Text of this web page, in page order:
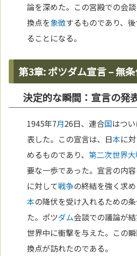
論を深めた。この宮殿での会
換点を象徴するものであり、
ることになる。
第3章: ポツダム宣言 – 無
決定的な瞬間：宣言の発
1945年7月26日、連合国はつ
表した。この宣言は、日本に
めるものであり、第二次世界
要な一歩であった。宣言の内
に対して戦争の終結を強く求
本の降伏を受け入れるための
た。ポツダム会談での議論が
世界中に衝撃を与えた。この
換点が訪れたのである。